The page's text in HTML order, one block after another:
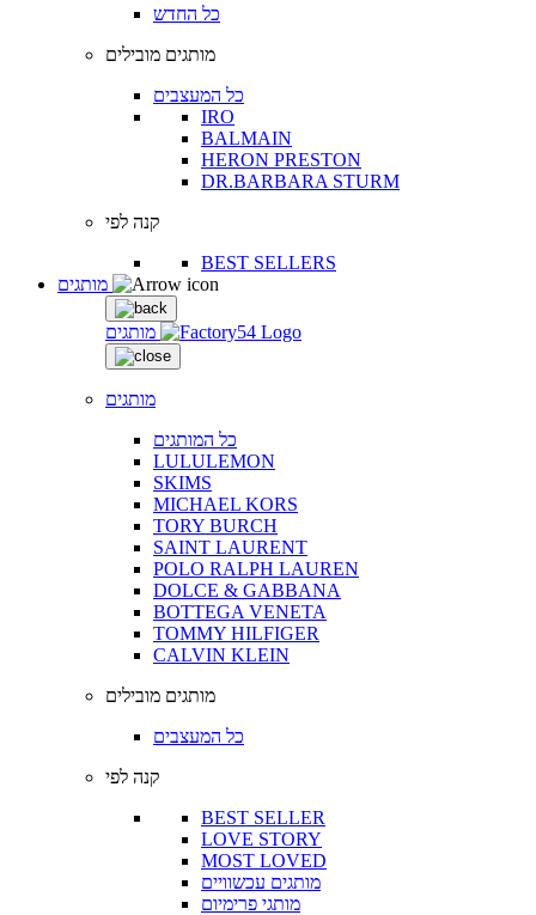
כל החדש
מותגים מובילים
כל המעצבים
IRO
BALMAIN
HERON PRESTON
DR.BARBARA STURM
קנה לפי
BEST SELLERS
מותגים
מותגים
כל המותגים
LULULEMON
SKIMS
MICHAEL KORS
TORY BURCH
SAINT LAURENT
POLO RALPH LAUREN
DOLCE & GABBANA
BOTTEGA VENETA
TOMMY HILFIGER
CALVIN KLEIN
מותגים מובילים
כל המעצבים
קנה לפי
BEST SELLER
LOVE STORY
MOST LOVED
מותגים עכשוויים
מותגי פרימיום